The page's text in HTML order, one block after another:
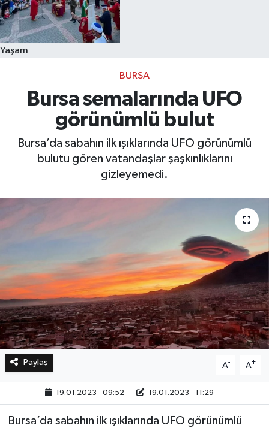
Yaşam
BURSA
Bursa semalarında UFO
görünümlü bulut
Bursa’da sabahın ilk ışıklarında UFO görünümlü
bulutu gören vatandaşlar şaşkınlıklarını
gizleyemedi.
Paylaş A- A+
19.01.2023 - 09:52 19.01.2023 - 11:29
Bursa’da sabahın ilk ışıklarında UFO görünümlü
Bilim
Genel